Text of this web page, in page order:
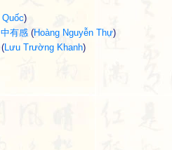
)
有感 (Hoàng Nguyễn Thự)
(Lưu Trường Khanh)